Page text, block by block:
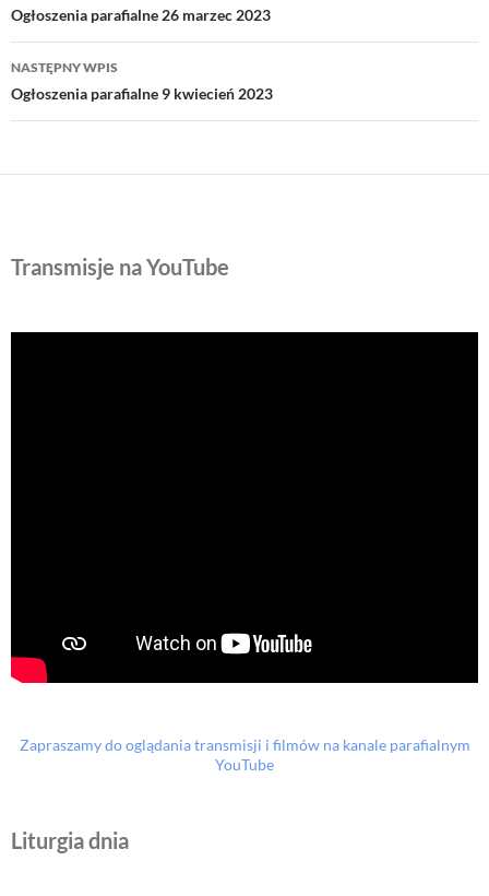
wpisu
Ogłoszenia parafialne 26 marzec 2023
NASTĘPNY WPIS
Ogłoszenia parafialne 9 kwiecień 2023
Transmisje na YouTube
Zapraszamy do oglądania transmisji i filmów na kanale parafialnym
YouTube
Liturgia dnia